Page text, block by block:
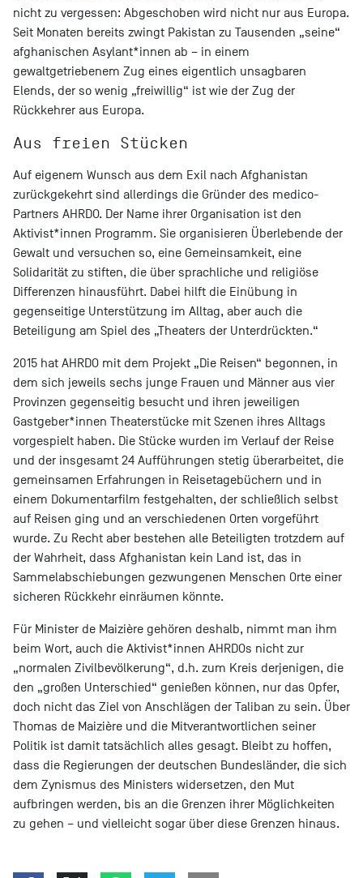
nicht zu vergessen: Abgeschoben wird nicht nur aus Europa.
Seit Monaten bereits zwingt Pakistan zu Tausenden „seine“
afghanischen Asylant*innen ab – in einem
gewaltgetriebenem Zug eines eigentlich unsagbaren
Elends, der so wenig „freiwillig“ ist wie der Zug der
Rückkehrer aus Europa.
Aus freien Stücken
Auf eigenem Wunsch aus dem Exil nach Afghanistan
zurückgekehrt sind allerdings die Gründer des medico-
Partners AHRDO. Der Name ihrer Organisation ist den
Aktivist*innen Programm. Sie organisieren Überlebende der
Gewalt und versuchen so, eine Gemeinsamkeit, eine
Solidarität zu stiften, die über sprachliche und religiöse
Differenzen hinausführt. Dabei hilft die Einübung in
gegenseitige Unterstützung im Alltag, aber auch die
Beteiligung am Spiel des „Theaters der Unterdrückten.“
2015 hat AHRDO mit dem Projekt „Die Reisen“ begonnen, in
dem sich jeweils sechs junge Frauen und Männer aus vier
Provinzen gegenseitig besucht und ihren jeweiligen
Gastgeber*innen Theaterstücke mit Szenen ihres Alltags
vorgespielt haben. Die Stücke wurden im Verlauf der Reise
und der insgesamt 24 Aufführungen stetig überarbeitet, die
gemeinsamen Erfahrungen in Reisetagebüchern und in
einem Dokumentarfilm festgehalten, der schließlich selbst
auf Reisen ging und an verschiedenen Orten vorgeführt
wurde. Zu Recht aber bestehen alle Beteiligten trotzdem auf
der Wahrheit, dass Afghanistan kein Land ist, das in
Sammelabschiebungen gezwungenen Menschen Orte einer
sicheren Rückkehr einräumen könnte.
Für Minister de Maizière gehören deshalb, nimmt man ihm
beim Wort, auch die Aktivist*innen AHRDOs nicht zur
„normalen Zivilbevölkerung“, d.h. zum Kreis derjenigen, die
den „großen Unterschied“ genießen können, nur das Opfer,
doch nicht das Ziel von Anschlägen der Taliban zu sein. Über
Thomas de Maizière und die Mitverantwortlichen seiner
Politik ist damit tatsächlich alles gesagt. Bleibt zu hoffen,
dass die Regierungen der deutschen Bundesländer, die sich
dem Zynismus des Ministers widersetzen, den Mut
aufbringen werden, bis an die Grenzen ihrer Möglichkeiten
zu gehen – und vielleicht sogar über diese Grenzen hinaus.